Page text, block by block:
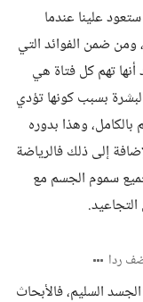
علينا عندما
ومن ضمن الفوائد التي
تهم كل فتاة هي
بسبب كونها تؤدي
وهذا بدوره
إلى ذلك فالرياضة
سموم الجسم مع
ردا
السليم، فالأبحاث